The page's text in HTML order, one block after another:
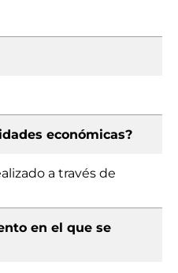
económicas?
a través de
en el que se